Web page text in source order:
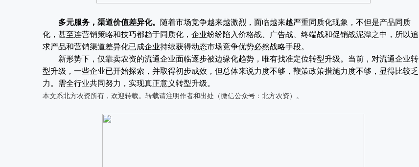
多元服务，渠道价值差异化。 随着市场竞争越来越激烈，面临越来越严重同质化现象，不但是产品同质
化，甚至连营销策略和技巧都趋于同质化，企业纷纷陷入价格战、广告战、终端战和促销战泥潭之中，所以追
求产品和营销渠道差异化已成企业持续获得动态市场竞争优势必然战略手段。
新形势下，仅靠卖农资的流通企业面临逐步被边缘化趋势，唯有找准定位转型升级。当前，对流通企业转
型升级，一些企业已开始探索，并取得初步成效，但总体来说力度不够，鞭策政策措施力度不够，显得比较乏
力。需全行业共同努力，实现真正意义转型升级。
本文系北方农资所有，欢迎转载。转载请注明作者和出处（微信公众号：北方农资）。